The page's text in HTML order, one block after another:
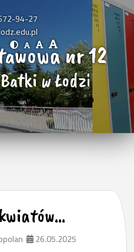
94-27
nr 12
w Łodzi
26.05.2025